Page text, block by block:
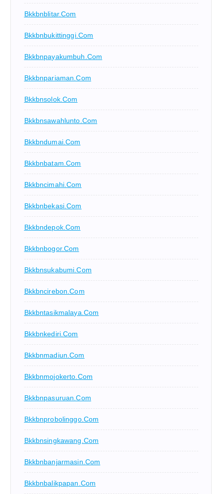
Bkkbnblitar.com
Bkkbnbukittinggi.com
Bkkbnpayakumbuh.com
Bkkbnpariaman.com
Bkkbnsolok.com
Bkkbnsawahlunto.com
Bkkbndumai.com
Bkkbnbatam.com
Bkkbncimahi.com
Bkkbnbekasi.com
Bkkbndepok.com
Bkkbnbogor.com
Bkkbnsukabumi.com
Bkkbncirebon.com
Bkkbntasikmalaya.com
Bkkbnkediri.com
Bkkbnmadiun.com
Bkkbnmojokerto.com
Bkkbnpasuruan.com
Bkkbnprobolinggo.com
Bkkbnsingkawang.com
Bkkbnbanjarmasin.com
Bkkbnbalikpapan.com